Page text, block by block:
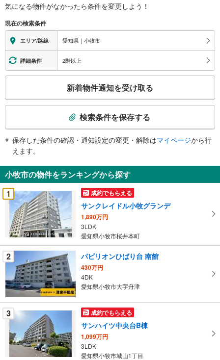
気になる物件がなかったら条件を変更しよう！
現在の検索条件
エリア/路線 愛知県｜小牧市
詳細条件 2階以上
検
知
を
受
け
取
る
・
件
を
マ
イ
ペ
ー
ジ
に
保
新着物件通知を受け取る
検索条件を保存する
保存した条件の確認・通知設定の変更・解除はマイページから行
えます。
小牧市の物件をランキングから探す
1
成約でもらえる
サンクレイドル小牧グランデ
1,890万円
3LDK
愛知県小牧市桜井本町
2 パビリオンひばり台 南館
430万円
4DK
愛知県小牧市大字舟津
3 成約でもらえる
サンハイツ中央台B棟
1,099万円
3LDK
愛知県小牧市城山1丁目